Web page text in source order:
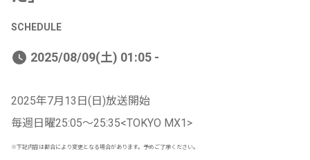
SCHEDULE
2025/08/09(土) 01:05 -
2025年7月13日(日)放送開始
毎週日曜25:05〜25:35<TOKYO MX1>
※下記内容は都合により変更となる場合があります。予めご了承ください。